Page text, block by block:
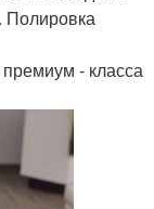
Полировка
- класса